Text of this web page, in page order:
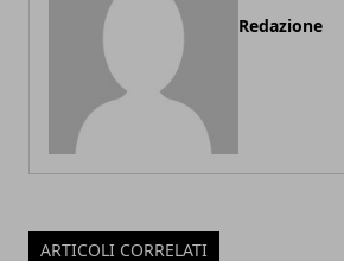
Redazione
ARTICOLI CORRELATI